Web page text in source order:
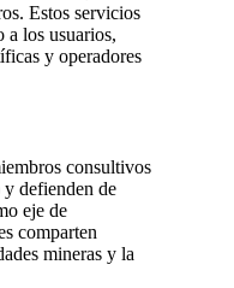
Estos servicios
a los usuarios,
y operadores
consultivos
defienden de
eje de
comparten
mineras y la